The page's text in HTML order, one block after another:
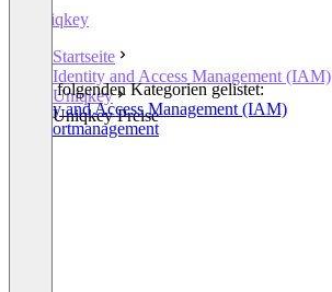
Uniqkey
Startseite
Identity and Access Management (IAM)
Uniqkey
Uniqkey Preise
In den folgenden Kategorien gelistet:
Identity and Access Management (IAM)
Passwortmanagement